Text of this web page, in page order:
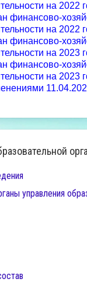
на 2022
финансово-
на 2022
финансово-
на 2023
финансово-
на 2023
управления